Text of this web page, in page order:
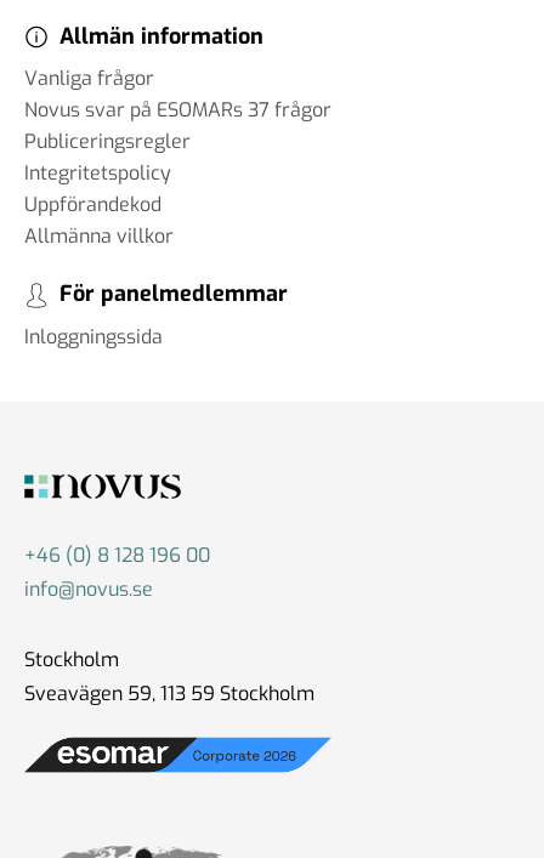
Allmän information
Vanliga frågor
Novus svar på ESOMARs 37 frågor
Publiceringsregler
Integritetspolicy
Uppförandekod
Allmänna villkor
För panelmedlemmar
Inloggningssida
+46 (0) 8 128 196 00
info@novus.se
Stockholm
Sveavägen 59, 113 59 Stockholm